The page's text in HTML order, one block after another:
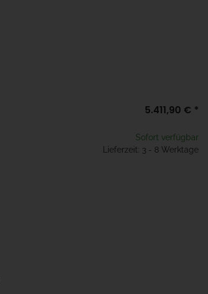
5.411,90 € *
Sofort verfügbar
Lieferzeit: 3 - 8 Werktage